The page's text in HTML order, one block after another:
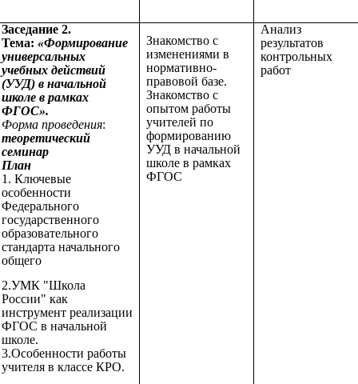
Заседание 2.
Тема: «Формирование
универсальных
учебных действий
(УУД) в начальной
школе в рамках
ФГОС».
Форма проведения:
теоретический
семинар
План
1. Ключевые
особенности
Федерального
государственного
образовательного
стандарта начального
общего
2.УМК "Школа
России" как
инструмент реализации
ФГОС в начальной
школе.
3.Особенности работы
учителя в классе КРО.
Знакомство с
изменениями в
нормативно-
правовой базе.
Знакомство с
опытом работы
учителей по
формированию
УУД в начальной
школе в рамках
ФГОС
Анализ
результатов
контрольных
работ